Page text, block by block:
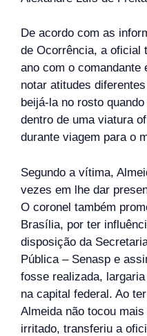
De acordo com as
de Ocorrência, a oficial
ano com o comandante
notar atitudes
beijá-la no rosto
dentro de uma viatura
durante viagem para o
Segundo a vítima,
vezes em lhe dar
O coronel também
Brasília, por ter
disposição da
Pública – Senasp e
fosse realizada,
na capital federal. Ao
Almeida não tocou
irritado, transferiu a